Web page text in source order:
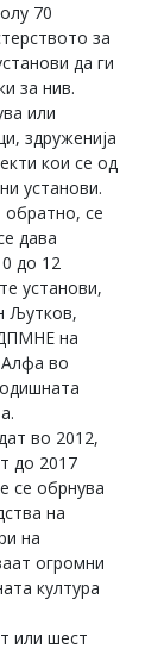
70
за
да ги
за нив.
или
здруженија
кои се од
установи.
се
дава
до 12
установи,
Љутков,
на
во
во 2012,
до 2017
се обрнува
на
на
огромни
култура
или шест